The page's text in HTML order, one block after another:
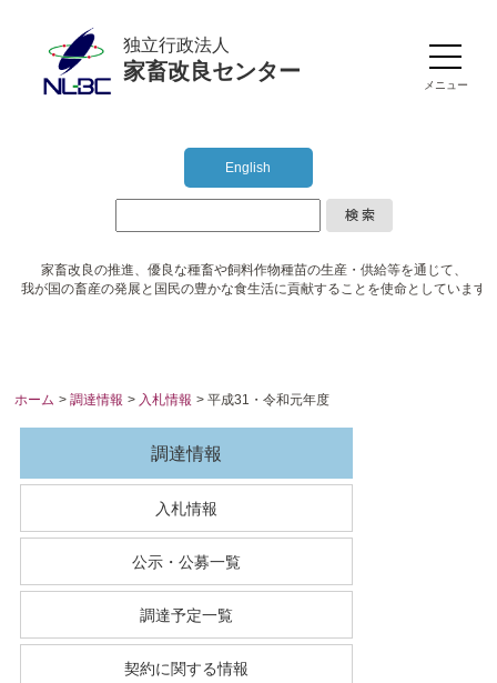
独立行政法人
家畜改良センター
メニュー
English
家畜改良の推進、優良な種畜や飼料作物種苗の生産・供給等を通じて、
我が国の畜産の発展と国民の豊かな食生活に貢献することを使命としています
ホーム >調達情報 > 入札情報 > 平成31・令和元年度
調達情報
入札情報
公示・公募一覧
調達予定一覧
契約に関する情報